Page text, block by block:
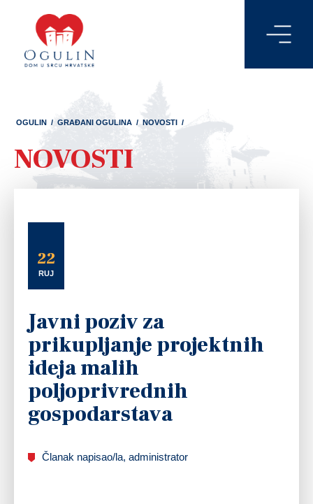
OGULIN / GRAĐANI OGULINA / NOVOSTI /
NOVOSTI
22
RUJ
Javni poziv za
prikupljanje projektnih
ideja malih
poljoprivrednih
gospodarstava
Članak napisao/la, administrator